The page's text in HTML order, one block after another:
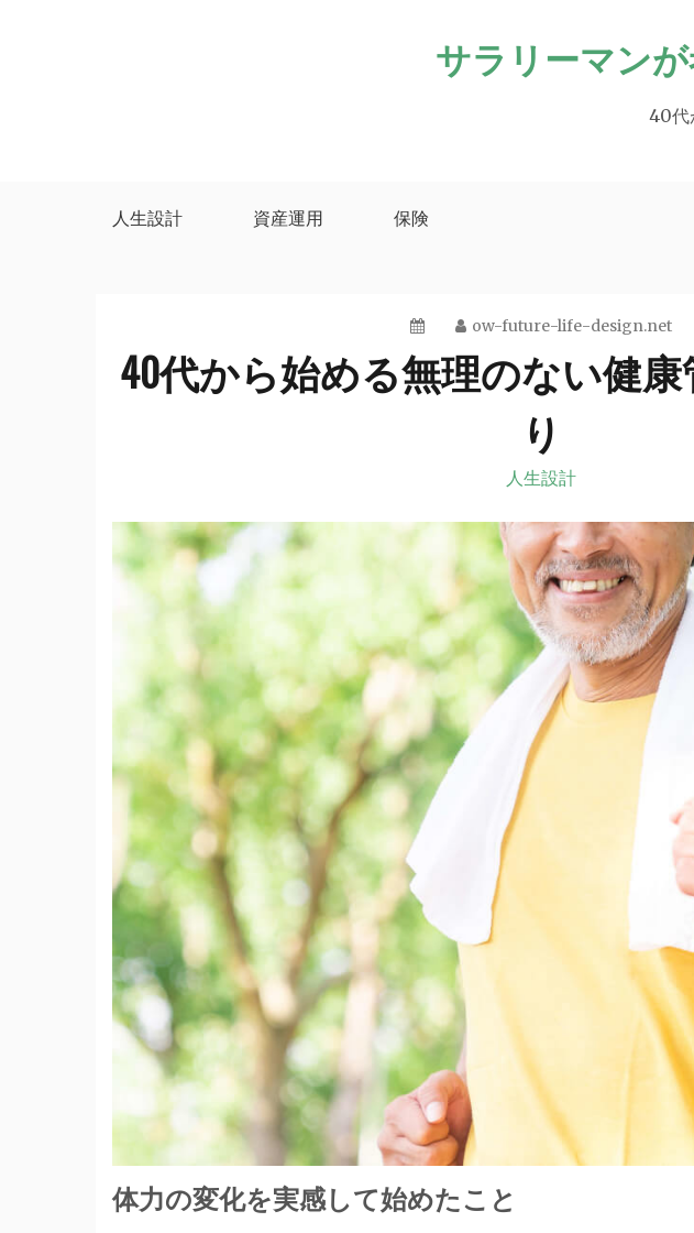
サラリーマン
40代
人生設計 資産運用 保険
ow-future-life-design.net
40代から始める無理のない健康
り
人生設計
体力の変化を実感して始めたこと